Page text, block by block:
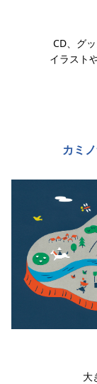
CD、グ
イラスト
カミ
大